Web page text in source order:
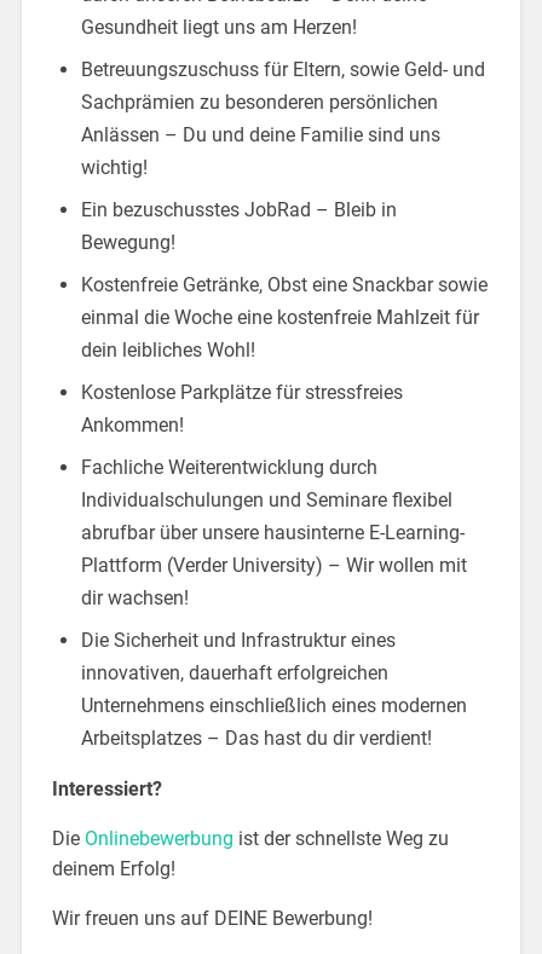
Gesundheit liegt uns am Herzen!
Betreuungszuschuss für Eltern, sowie Geld- und
Sachprämien zu besonderen persönlichen
Anlässen – Du und deine Familie sind uns
wichtig!
Ein bezuschusstes JobRad – Bleib in
Bewegung!
Kostenfreie Getränke, Obst eine Snackbar sowie
einmal die Woche eine kostenfreie Mahlzeit für
dein leibliches Wohl!
Kostenlose Parkplätze für stressfreies
Ankommen!
Fachliche Weiterentwicklung durch
Individualschulungen und Seminare flexibel
abrufbar über unsere hausinterne E-Learning-
Plattform (Verder University) – Wir wollen mit
dir wachsen!
Die Sicherheit und Infrastruktur eines
innovativen, dauerhaft erfolgreichen
Unternehmens einschließlich eines modernen
Arbeitsplatzes – Das hast du dir verdient!
Interessiert?
Die Onlinebewerbung ist der schnellste Weg zu
deinem Erfolg!
Wir freuen uns auf DEINE Bewerbung!